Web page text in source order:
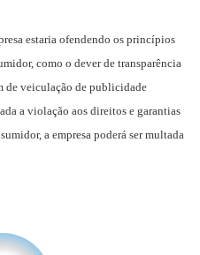
estaria ofendendo os princípios
como o dever de transparência
de veiculação de publicidade
a violação aos direitos e garantias
a empresa poderá ser multada